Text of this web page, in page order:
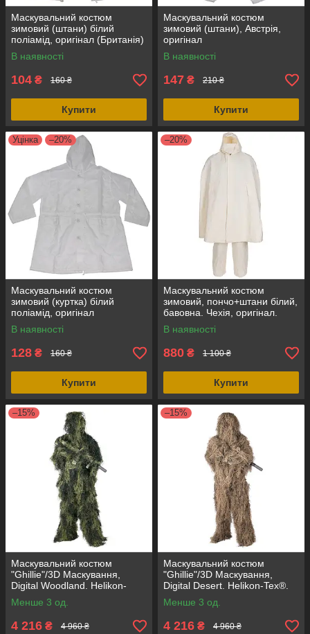
Маскувальний костюм
зимовий (штани) білий
поліамід, оригінал (Британія)
В наявності
104 ₴ 160 ₴
Купити
Маскувальний костюм
зимовий (штани), Австрія,
оригінал
В наявності
147 ₴ 210 ₴
Купити
Уцінка –20%
Маскувальний костюм
зимовий (куртка) білий
поліамід, оригінал
В наявності
128 ₴ 160 ₴
Купити
–20%
Маскувальний костюм
зимовий, пончо+штани білий,
бавовна. Чехія, оригінал.
В наявності
880 ₴ 1 100 ₴
Купити
–15%
Маскувальний костюм
"Ghillie"/3D Маскування,
Digital Woodland. Helikon-
Tex®.
Менше 3 од.
4 216 ₴ 4 960 ₴
–15%
Маскувальний костюм
"Ghillie"/3D Маскування,
Digital Desert. Helikon-Tex®.
Менше 3 од.
4 216 ₴ 4 960 ₴